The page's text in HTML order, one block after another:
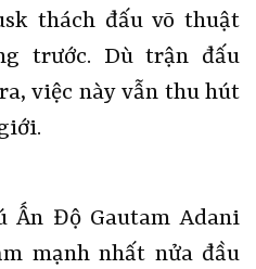
thách đấu võ thuật
trước. Dù trận đấu
việc này vẫn thu hút
Ấn Độ Gautam Adani
mạnh nhất nửa đầu